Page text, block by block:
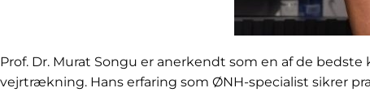
Prof. Dr. Murat Songu er anerkendt som en af de
vejrtrækning. Hans erfaring som ØNH-specialist sikrer